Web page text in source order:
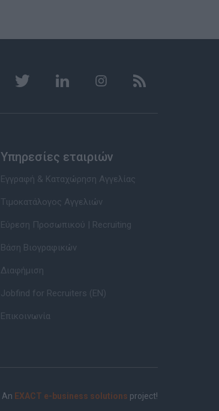
Υπηρεσίες εταιριών
Εγγραφή & Καταχώρηση Αγγελίας
Τιμοκατάλογος Αγγελιών
Εύρεση Προσωπικού | Recruiting
Βάση Βιογραφικών
Διαφήμιση
Jobfind for Recruiters (EN)
Επικοινωνία
An EXACT e-business solutions project!